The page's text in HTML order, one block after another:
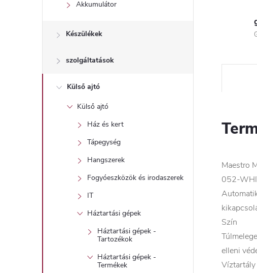
Akkumulátor
Készülékek
szolgáltatások
Külső ajtó
Külső ajtó
Ház és kert
Tápegység
Hangszerek
Fogyóeszközök és irodaszerek
IT
Háztartási gépek
Háztartási gépek -
Tartozékok
Háztartási gépek -
Termékek
Maestro
052-
Szín
elleni
Víztartály